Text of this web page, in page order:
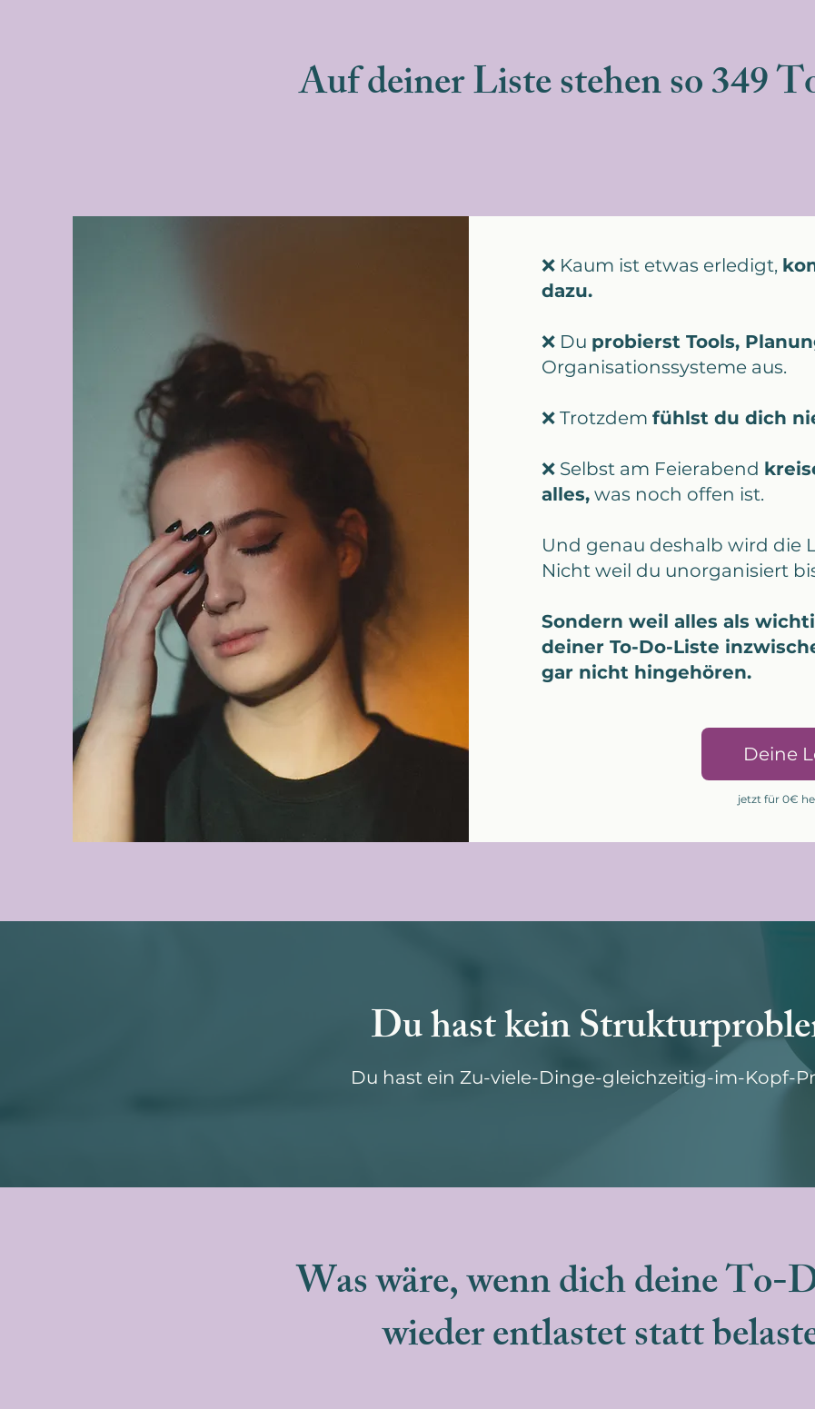
Auf deiner Liste stehen so 349
❌ Kaum ist etwas erledigt,
dazu.
❌ Du probierst Tools,
Organisationssysteme aus.
❌ Trotzdem fühlst du dich
❌ Selbst am Feierabend
alles,was noch offen ist.
Und genau deshalb wird die
Nicht weil du unorganisiert
Sondern weil alles als
deiner To-Do-Liste
gar nicht hingehören.
Deine
jetzt für 0€
Du hast kein
Du hast ein Zu-viele-Dinge-gleichzeitig-im-Kopf-
Was wäre, wenn dich deine To-
wieder entlastet statt